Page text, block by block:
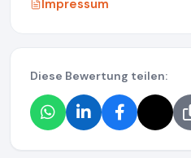
Impressum
Diese Bewertung teilen: